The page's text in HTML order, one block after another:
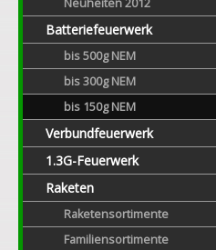
Neuheiten 2012
Batteriefeuerwerk
bis 500g NEM
bis 300g NEM
bis 150g NEM
Verbundfeuerwerk
1.3G-Feuerwerk
Raketen
Raketensortimente
Familiensortimente